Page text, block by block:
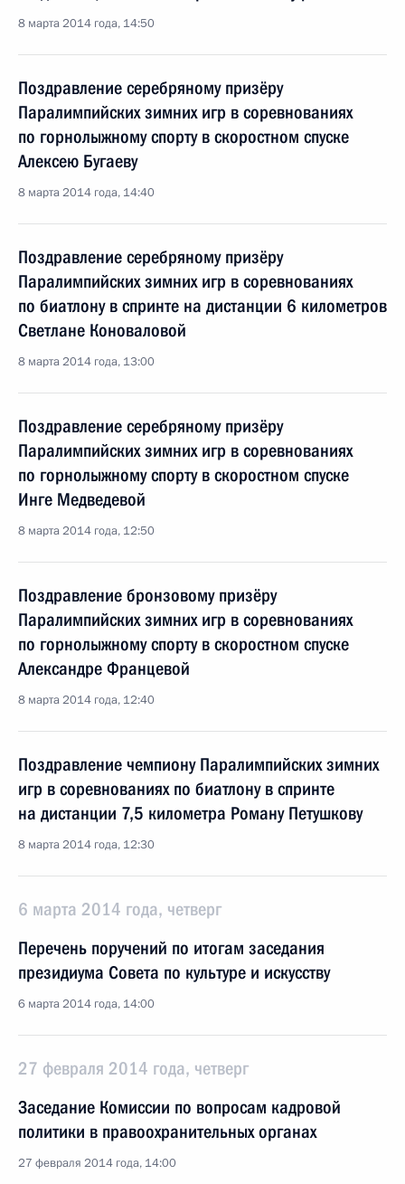
8 марта 2014 года, 14:50
Поздравление серебряному призёру
Паралимпийских зимних игр в соревнованиях
по горнолыжному спорту в скоростном спуске
Алексею Бугаеву
8 марта 2014 года, 14:40
Поздравление серебряному призёру
Паралимпийских зимних игр в соревнованиях
по биатлону в спринте на дистанции 6 километров
Светлане Коноваловой
8 марта 2014 года, 13:00
Поздравление серебряному призёру
Паралимпийских зимних игр в соревнованиях
по горнолыжному спорту в скоростном спуске
Инге Медведевой
8 марта 2014 года, 12:50
Поздравление бронзовому призёру
Паралимпийских зимних игр в соревнованиях
по горнолыжному спорту в скоростном спуске
Александре Францевой
8 марта 2014 года, 12:40
Поздравление чемпиону Паралимпийских зимних
игр в соревнованиях по биатлону в спринте
на дистанции 7,5 километра Роману Петушкову
8 марта 2014 года, 12:30
6 марта 2014 года, четверг
Перечень поручений по итогам заседания
президиума Совета по культуре и искусству
6 марта 2014 года, 14:00
27 февраля 2014 года, четверг
Заседание Комиссии по вопросам кадровой
политики в правоохранительных органах
27 февраля 2014 года, 14:00